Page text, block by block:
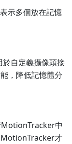
示多個放在記憶
自定義攝像頭接
，降低記憶體分
中
MotionTracker才